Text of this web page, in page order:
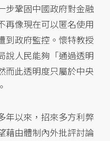
步鞏固中國政府對金融
再像現在可以匿名使用
到政府監控。懷特教授
說人民能夠「通過透明
而此透明度只屬於中央
年以來，招來多方利弊
藉由體制內外批評討論